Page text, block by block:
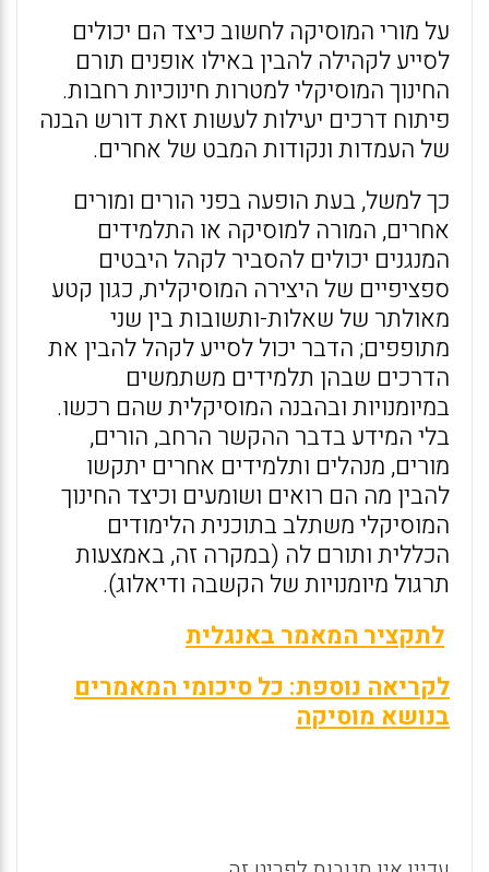
על מורי המוסיקה לחשוב כיצד הם יכולים
לסייע לקהילה להבין באילו אופנים תורם
החינוך המוסיקלי למטרות חינוכיות רחבות.
פיתוח דרכים יעילות לעשות זאת דורש הבנה
של העמדות ונקודות המבט של אחרים.
כך למשל, בעת הופעה בפני הורים ומורים
אחרים, המורה למוסיקה או התלמידים
המנגנים יכולים להסביר לקהל היבטים
ספציפיים של היצירה המוסיקלית, כגון קטע
מאולתר של שאלות-ותשובות בין שני
מתופפים; הדבר יכול לסייע לקהל להבין את
הדרכים שבהן תלמידים משתמשים
במיומנויות ובהבנה המוסיקלית שהם רכשו.
בלי המידע בדבר ההקשר הרחב, הורים,
מורים, מנהלים ותלמידים אחרים יתקשו
להבין מה הם רואים ושומעים וכיצד החינוך
המוסיקלי משתלב בתוכנית הלימודים
הכללית ותורם לה (במקרה זה, באמצעות
תרגול מיומנויות של הקשבה ודיאלוג).
לתקציר המאמר באנגלית
לקריאה נוספת: כל סיכומי המאמרים
בנושא מוסיקה